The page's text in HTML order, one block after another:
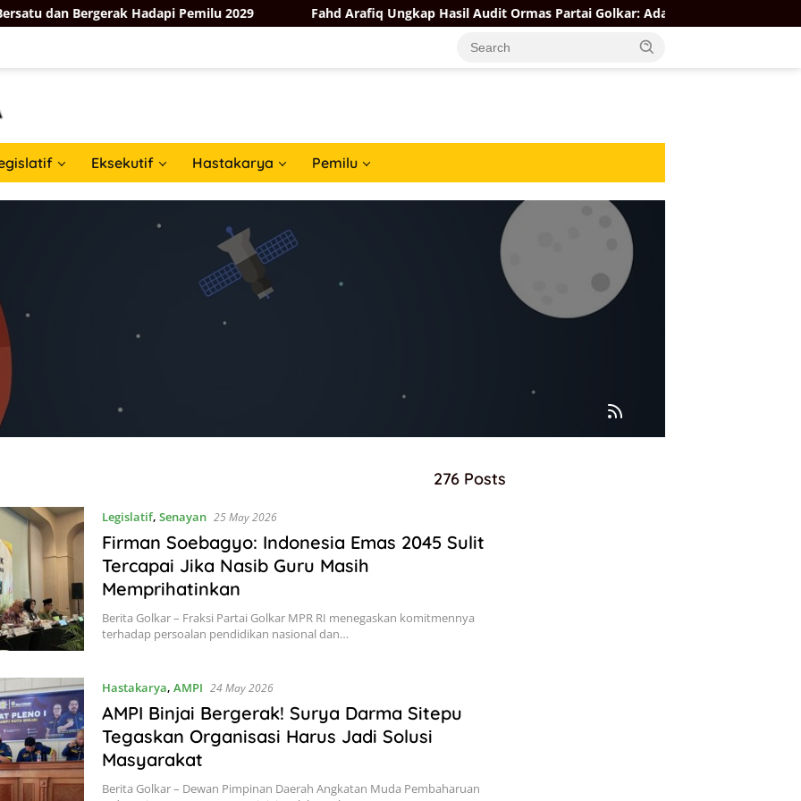
Hadapi Pemilu 2029 Fahd Arafiq Ungkap Hasil Audit Ormas Partai Golkar: Ada yang Kuat, Ada yang “Parah”
Eksekutif Hastakarya Pemilu
276 Posts
Legislatif,Senayan 25 May 2026
Firman Soebagyo: Indonesia Emas 2045 Sulit
Tercapai Jika Nasib Guru Masih
Memprihatinkan
Berita Golkar – Fraksi Partai Golkar MPR RI menegaskan komitmennya
terhadap persoalan pendidikan nasional dan…
Hastakarya,AMPI 24 May 2026
AMPI Binjai Bergerak! Surya Darma Sitepu
Tegaskan Organisasi Harus Jadi Solusi
Masyarakat
Berita Golkar – Dewan Pimpinan Daerah Angkatan Muda Pembaharuan